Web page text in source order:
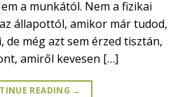
a munkától. Nem a fizikai
állapottól, amikor már tudod,
de még azt sem érzed tisztán,
amiről kevesen […]
READING →